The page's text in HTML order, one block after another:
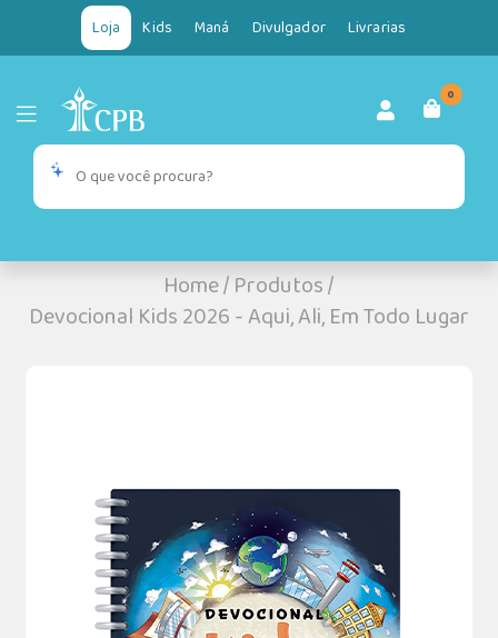
Loja Kids Maná Divulgador Livrarias
0
Home/Produtos/
Devocional Kids 2026 - Aqui, Ali, Em Todo Lugar